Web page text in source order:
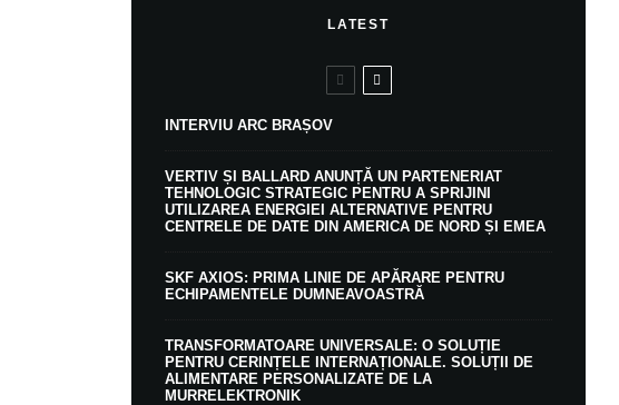
LATEST
INTERVIU ARC BRAȘOV
VERTIV ȘI BALLARD ANUNȚĂ UN PARTENERIAT
TEHNOLOGIC STRATEGIC PENTRU A SPRIJINI
UTILIZAREA ENERGIEI ALTERNATIVE PENTRU
CENTRELE DE DATE DIN AMERICA DE NORD ȘI EMEA
SKF AXIOS: PRIMA LINIE DE APĂRARE PENTRU
ECHIPAMENTELE DUMNEAVOASTRĂ
TRANSFORMATOARE UNIVERSALE: O SOLUȚIE
PENTRU CERINȚELE INTERNAȚIONALE. SOLUȚII DE
ALIMENTARE PERSONALIZATE DE LA
MURRELEKTRONIK